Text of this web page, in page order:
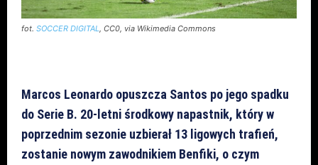
fot. SOCCER DIGITAL , CC0, via Wikimedia Commons
Marcos Leonardo opuszcza Santos po jego spadku
do Serie B. 20-letni środkowy napastnik, który w
poprzednim sezonie uzbierał 13 ligowych trafień,
zostanie nowym zawodnikiem Benfiki, o czym